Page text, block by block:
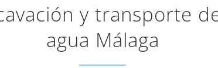
y transporte
agua Málaga